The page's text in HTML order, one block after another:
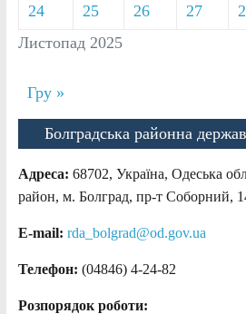
Листопад 2025
24 25 26 27
Гру »
Болградська районна
Адреса: 68702, Україна, Одеська
район, м. Болград, пр-т Соборний,
E-mail: rda_bolgrad@od.gov.ua
Телефон: (04846) 4-24-82
Розпорядок роботи: